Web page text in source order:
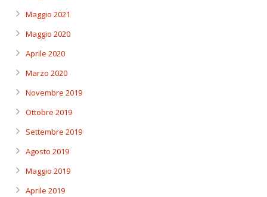
Maggio 2021
Maggio 2020
Aprile 2020
Marzo 2020
Novembre 2019
Ottobre 2019
Settembre 2019
Agosto 2019
Maggio 2019
Aprile 2019